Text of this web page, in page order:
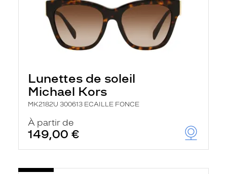
Lunettes de soleil
Michael Kors
MK2182U 300613 ECAILLE FONCE
À partir de
149,00 €